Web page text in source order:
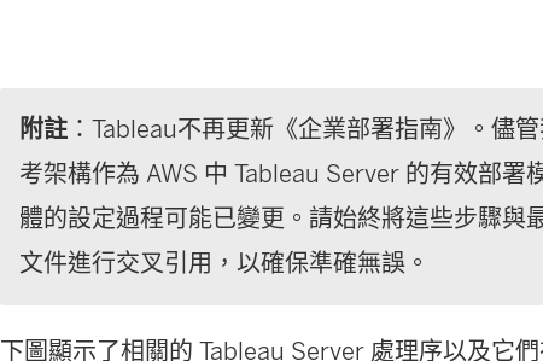
附註 ：Tableau不再更新《企業部署指南》。儘
考架構作為 AWS 中 Tableau Server 的有效部署
體的設定過程可能已變更。請始終將這些步驟與
文件進行交叉引用，以確保準確無誤。
下圖顯示了相關的 Tableau Server 處理序以及它